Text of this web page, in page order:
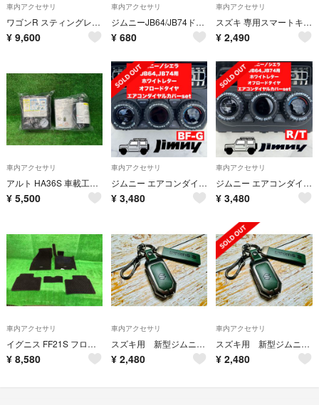
車内アクセサリ
ワゴンR スティングレー MH34S MH44S LED打ち換え済み エアコン
¥ 9,600
車内アクセサリ
ジムニーJB64/JB74ドアストライカーカバー、シルバー鏡面仕上げ2個セット
¥ 680
車内アクセサリ
スズキ 専用スマートキーケース ジムニー ワゴンR フロンクス fronx
¥ 2,490
車内アクセサリ
アルト HA36S 車載工具 ワークス ZJ3
¥ 5,500
車内アクセサリ
ジムニー エアコンダイヤルカバー BF-G ホワイトレター JB64 JB74
¥ 3,480
車内アクセサリ
ジムニー エアコンダイヤルカバー ホワイトレター R/T JB64 JB74
¥ 3,480
車内アクセサリ
イグニス FF21S フロアマット ハイブリッドMG 4WD ZMW
¥ 8,580
車内アクセサリ
スズキ用 新型ジムニー、JB64W シエラ、JB74 革キーケース取り付け簡単
¥ 2,480
車内アクセサリ
スズキ用 新型ジムニー、JB64W シエラ、JB74 革キーケース取り付け簡単
¥ 2,480